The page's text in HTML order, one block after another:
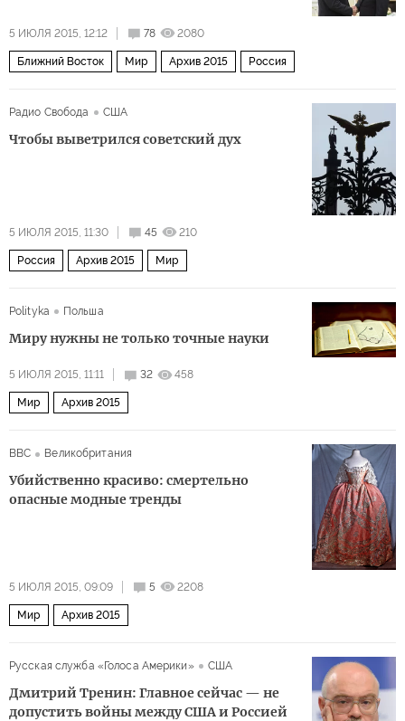
5 ИЮЛЯ 2015, 12:12 78 2080
Ближний Восток Мир Архив 2015 Россия
Радио Свобода США
Чтобы выветрился советский дух
5 ИЮЛЯ 2015, 11:30 45 210
Россия Архив 2015 Мир
Polityka Польша
Миру нужны не только точные науки
5 ИЮЛЯ 2015, 11:11 32 458
Мир Архив 2015
BBC Великобритания
Убийственно красиво: смертельно
опасные модные тренды
5 ИЮЛЯ 2015, 09:09 5 2208
Мир Архив 2015
Русская служба «Голоса Америки» США
Дмитрий Тренин: Главное сейчас — не
допустить войны между США и Россией